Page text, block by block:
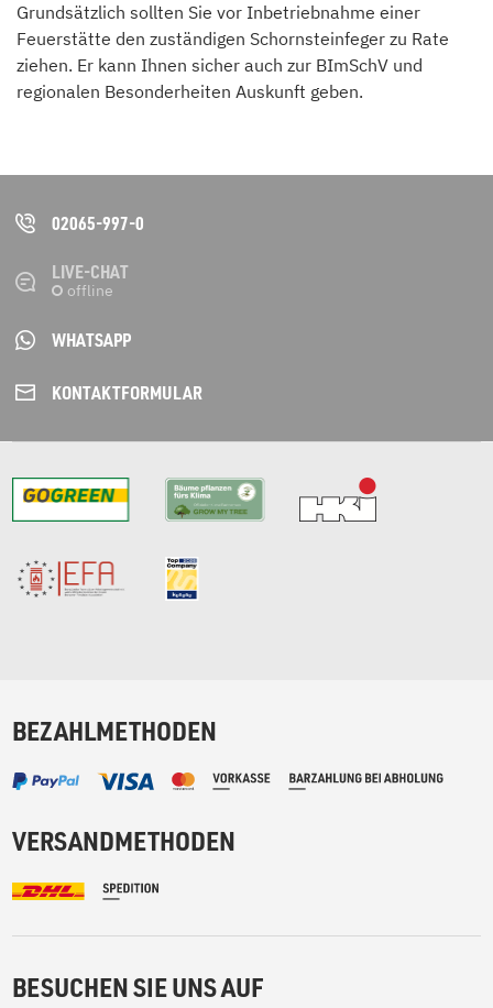
Grundsätzlich sollten Sie vor Inbetriebnahme einer
Feuerstätte den zuständigen Schornsteinfeger zu Rate
ziehen. Er kann Ihnen sicher auch zur BImSchV und
regionalen Besonderheiten Auskunft geben.
02065-997-0
LIVE-CHAT
WHATSAPP
KONTAKT­FORMULAR
BEZAHLMETHODEN
VERSANDMETHODEN
BESUCHEN SIE UNS AUF